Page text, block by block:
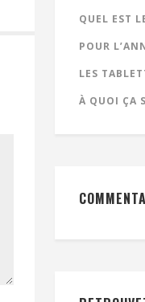
QUEL EST
POUR
LES
À QUOI ÇA